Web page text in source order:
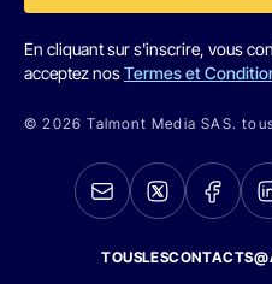
En cliquant sur s'inscrire, vous
acceptez nosTermes et
© 2026 Talmont Media SAS.